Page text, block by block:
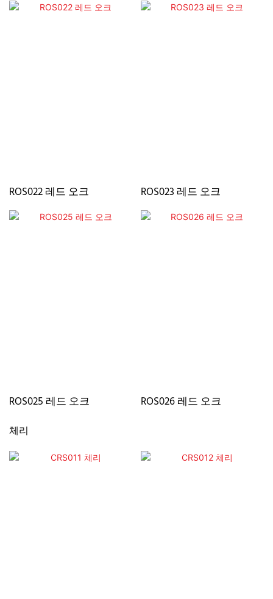
ROS022 레드 오크 ROS023 레드 오크
ROS025 레드 오크 ROS026 레드 오크
체리